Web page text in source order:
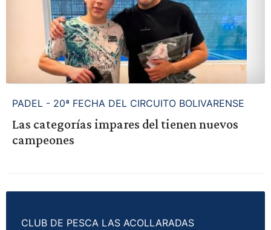
PADEL - 20ª FECHA DEL CIRCUITO BOLIVARENSE
Las categorías impares del tienen nuevos
campeones
CLUB DE PESCA LAS ACOLLARADAS